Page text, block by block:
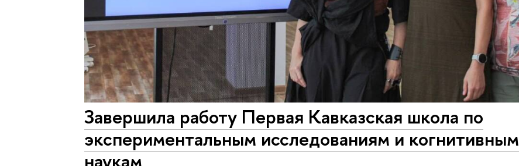
Завершила работу Первая Кавказская школа по
экспериментальным исследованиям и когнитивным
наукам